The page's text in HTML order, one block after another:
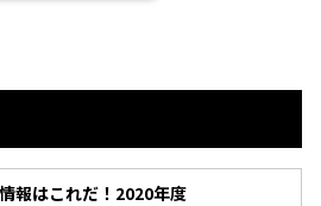
報はこれだ！2020年度